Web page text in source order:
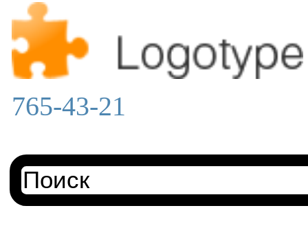
765-43-21